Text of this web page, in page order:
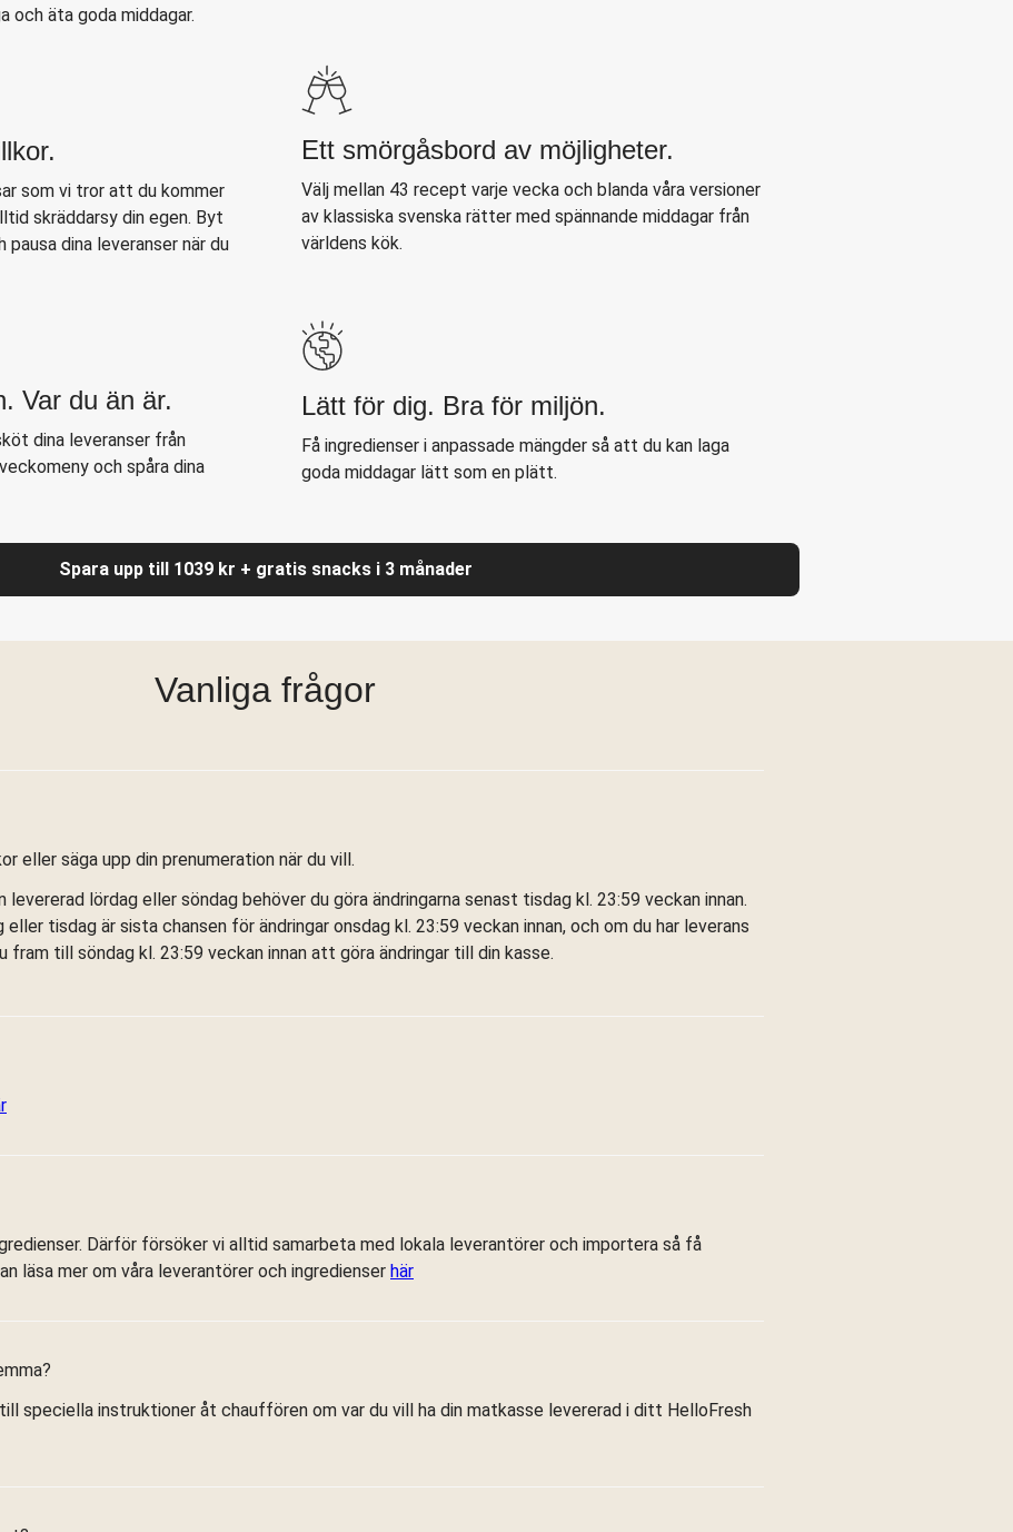
och äta goda middagar.
som vi tror att du kommer
skräddarsy din egen. Byt
dina leveranser när du
Ett smörgåsbord av möjligheter.
Välj mellan 43 recept varje vecka och blanda våra versioner
av klassiska svenska rätter med spännande middagar från
världens kök.
Var du än är.
dina leveranser från
och spåra dina
Lätt för dig. Bra för miljön.
Få ingredienser i anpassade mängder så att du kan laga
goda middagar lätt som en plätt.
Spara upp till 1039 kr + gratis snacks i 3 månader
Vanliga frågor
eller säga upp din prenumeration när du vill.
lördag eller söndag behöver du göra ändringarna senast tisdag kl. 23:59 veckan innan.
eller tisdag är sista chansen för ändringar onsdag kl. 23:59 veckan innan, och om du har leverans
fram till söndag kl. 23:59 veckan innan att göra ändringar till din kasse.
Därför försöker vi alltid samarbeta med lokala leverantörer och importera så få
läsa mer om våra leverantörer och ingredienser här
speciella instruktioner åt chauffören om var du vill ha din matkasse levererad i ditt HelloFresh